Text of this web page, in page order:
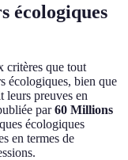
écologiques
critères que tout
écologiques, bien que
leurs preuves en
par60 Millions
écologiques
en termes de